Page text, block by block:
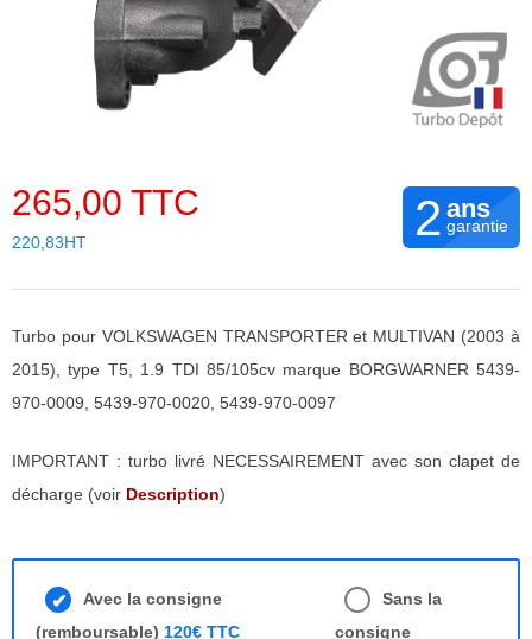
265,00 TTC
220,83HT 2 ans
garantie
Turbo pour VOLKSWAGEN TRANSPORTER et MULTIVAN (2003 à
2015), type T5, 1.9 TDI 85/105cv marque BORGWARNER 5439-
970-0009, 5439-970-0020, 5439-970-0097
IMPORTANT : turbo livré NECESSAIREMENT avec son clapet de
décharge (voir Description)
Avec la consigne
(remboursable) 120€ TTC
Sans la
consigne